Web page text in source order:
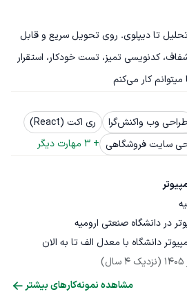
تحلیل تا دیپلوی. روی تحویل سریع و قابل
شفاف، کدنویسی تمیز، تست خودکار، استقرار
طراحی وب واکنش‌گرا
ری اکت (React)
سایت فروشگاهی +
3 مهارت دیگر
دانشگاه با معدل الف تا به الان
(نزدیک 4 سال)
مشاهده نمونه‌کارهای بیشتر